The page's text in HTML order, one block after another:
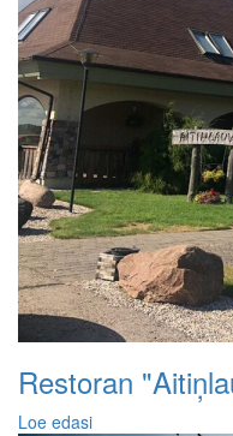
Restoran
Loe edasi